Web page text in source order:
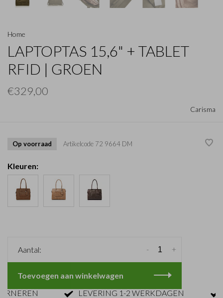
Home
LAPTOPTAS 15,6" + TABLET
RFID | GROEN
€329,00
Carisma
Op voorraad Artikelcode 72 9664 DM
Kleuren:
Aantal: +
-
Toevoegen aan winkelwagen
LEVERING 1-2 WERKDAGEN